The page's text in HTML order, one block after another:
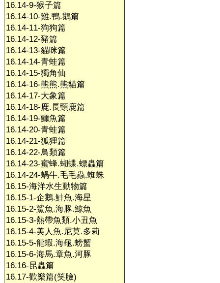
16.14-9-猴子篇
16.14-10-雞.鴨.鵝篇
16.14-11-狗狗篇
16.14-12-豬篇
16.14-13-貓咪篇
16.14-14-青蛙篇
16.14-15-獨角仙
16.14-16-熊熊.熊貓篇
16.14-17-大象篇
16.14-18-鹿.長頸鹿篇
16.14-19-鱷魚篇
16.14-20-青蛙篇
16.14-21-狐狸篇
16.14-22-鳥類篇
16.14-23-蜜蜂.蝴蝶.螵蟲篇
16.14-24-蝸牛.毛毛蟲.蜘蛛
16.15-海洋水生動物篇
16.15-1-企鵝.鮭魚.海星
16.15-2-鯊魚.海豚.鯨魚
16.15-3-熱帶魚類.小丑魚
16.15-4-美人魚.尼莫.多莉
16.15-5-龍蝦.海龜.螃蟹
16.15-6-海馬.章魚.河豚
16.16-昆蟲篇
16.17-歡樂篇(笑臉)